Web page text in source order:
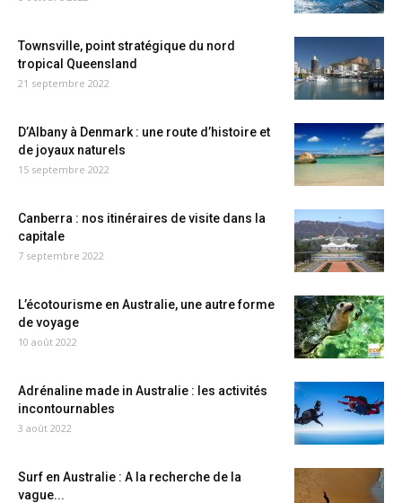
Townsville, point stratégique du nord
tropical Queensland
21 septembre 2022
D’Albany à Denmark : une route d’histoire et
de joyaux naturels
15 septembre 2022
Canberra : nos itinéraires de visite dans la
capitale
7 septembre 2022
L’écotourisme en Australie, une autre forme
de voyage
10 août 2022
Adrénaline made in Australie : les activités
incontournables
3 août 2022
Surf en Australie : A la recherche de la
vague...